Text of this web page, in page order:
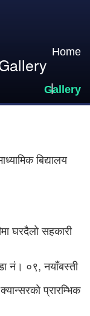
Home
Gallery
बिद्यालय
घरदैलो सहकारी
नं। ०९, नयाँबस्ती
प्रारम्भिक